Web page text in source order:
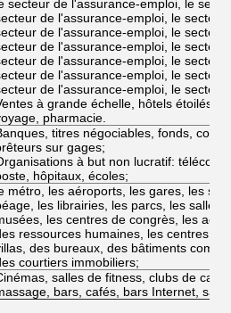
secteur de l'assurance-emploi, le
de l'assurance-emploi, le
de l'assurance-emploi, le
de l'assurance-emploi, le
de l'assurance-emploi, le
de l'assurance-emploi, le
de l'assurance-emploi, le
à grande échelle, hôtels étoilés,
pharmacie.
titres négociables, fonds,
sur gages;
à but non lucratif:
hôpitaux, écoles;
métro, les aéroports, les gares, les
les librairies, les parcs, les salles
les centres de congrès, les
ressources humaines, les centres
des bureaux, des bâtiments
courtiers immobiliers;
salles de fitness, clubs de
bars, cafés, bars Internet,